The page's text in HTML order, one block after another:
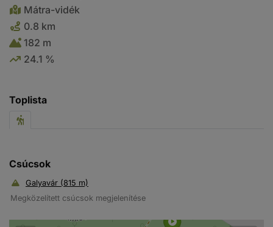
Mátra-vidék
0.8 km
182 m
24.1 %
Toplista
Csúcsok
Galyavár (815 m)
Megközelített csúcsok megjelenítése